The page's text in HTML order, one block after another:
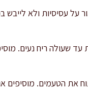
קטן מדי, כדי לשמור על עסיסיות
עם שמן זית על אש בינונית. מוסיפים את גרגרי הכמון ומטגנים 30
את הטעמים. מוסיפים